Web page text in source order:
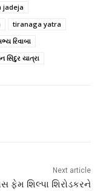
jadeja
tiranaga yatra
રિવાબા
સિંદુર યાત્રા
Next article
ફેમ શિલ્પા શિરોડકરને